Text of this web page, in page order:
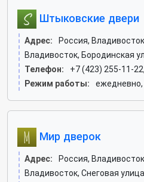
Штыковские двери
Адрес:
Россия,
Владивосток, Бородинская
Телефон:
+7 (423) 255-11-
Режим работы:
ежедневно,
Мир дверок
Адрес:
Россия,
Владивосток, Снеговая